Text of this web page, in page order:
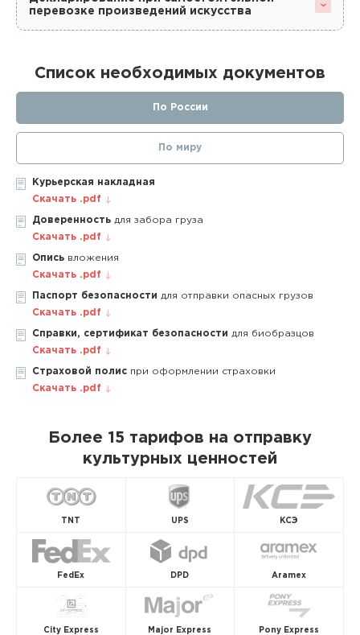
перевозке произведений искусства
Список необходимых документов
По России
По миру
Курьерская накладная
Скачать .pdf
Доверенность для забора груза
Скачать .pdf
Опись вложения
Скачать .pdf
Паспорт безопасности для отправки опасных грузов
Скачать .pdf
Справки, сертификат безопасности для биобразцов
Скачать .pdf
Страховой полис при оформлении страховки
Скачать .pdf
Более 15 тарифов на отправку
культурных ценностей
TNT UPS КСЭ
FedEx DPD Aramex
City Express Major Express Pony Express